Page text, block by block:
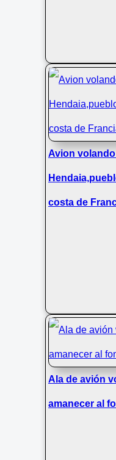
Avion
costa de
Ala de avión
amanecer al